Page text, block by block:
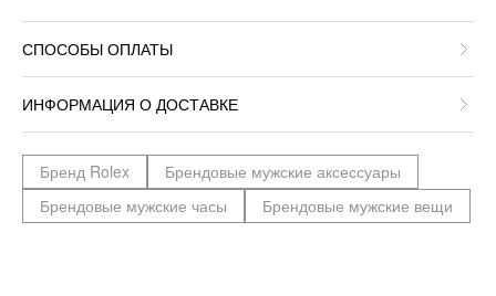
СПОСОБЫ ОПЛАТЫ
ИНФОРМАЦИЯ О ДОСТАВКЕ
Бренд Rolex
Брендовые мужские аксессуары
Брендовые мужские часы
Брендовые мужские вещи